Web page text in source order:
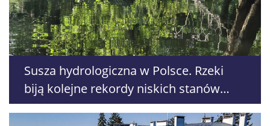
Susza hydrologiczna w Polsce. Rzeki
biją kolejne rekordy niskich stanów
wody